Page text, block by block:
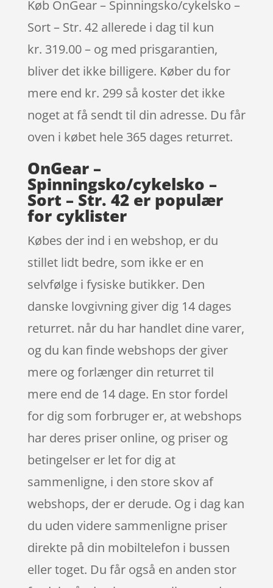
Køb OnGear – Spinningsko/cykelsko –
Sort – Str. 42 allerede i dag til kun
kr. 319.00 – og med prisgarantien,
bliver det ikke billigere. Køber du for
mere end kr. 299 så koster det ikke
noget at få sendt til din adresse. Du får
oven i købet hele 365 dages returret.
OnGear –
Spinningsko/cykelsko –
Sort – Str. 42 er populær
for cyklister
Købes der ind i en webshop, er du
stillet lidt bedre, som ikke er en
selvfølge i fysiske butikker. Den
danske lovgivning giver dig 14 dages
returret. når du har handlet dine varer,
og du kan finde webshops der giver
mere og forlænger din returret til
mere end de 14 dage. En stor fordel
for dig som forbruger er, at webshops
har deres priser online, og priser og
betingelser er let for dig at
sammenligne, i den store skov af
webshops, der er derude. Og i dag kan
du uden videre sammenligne priser
direkte på din mobiltelefon i bussen
eller toget. Du får også en anden stor